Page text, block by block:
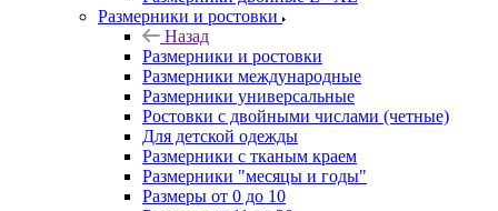
Размерники и ростовки
Назад
Размерники и ростовки
Размерники международные
Размерники универсальные
Ростовки с двойными числами (четные)
Для детской одежды
Размерники с тканым краем
Размерники "месяцы и годы"
Размеры от 0 до 10